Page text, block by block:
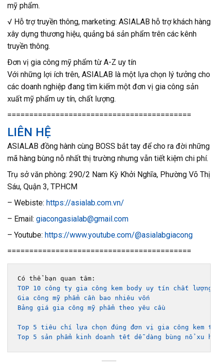
mỹ phẩm.
√ Hỗ trợ truyền thông, marketing: ASIALAB hỗ trợ khách hàng
xây dựng thương hiệu, quảng bá sản phẩm trên các kênh
truyền thông.
Đơn vị gia công mỹ phẩm từ A-Z uy tín
Với những lợi ích trên, ASIALAB là một lựa chọn lý tưởng cho
các doanh nghiệp đang tìm kiếm một đơn vị gia công sản
xuất mỹ phẩm uy tín, chất lượng.
==========================================
LIÊN HỆ
ASIALAB đồng hành cùng BOSS bắt tay để cho ra đời những
mã hàng bùng nỗ nhất thị trường nhưng vẫn tiết kiệm chi phí.
Trụ sở văn phòng: 290/2 Nam Kỳ Khởi Nghĩa, Phường Võ Thị
Sáu, Quận 3, TP.HCM
– Webiste: https://asialab.com.vn/
– Email: giacongasialab@gmail.com
– Youtube: https://www.youtube.com/@asialabgiacong
==========================================
TOP 10 công ty gia công kem body uy tín chất lượng
Gia công mỹ phẩm cần bao nhiêu vốn
Bảng giá gia công mỹ phẩm theo yêu cầu
Top 5 tiêu chí lựa chọn đúng đơn vị gia công kem
Top 5 sản phẩm kinh doanh tết dễ dàng bùng nổ xu